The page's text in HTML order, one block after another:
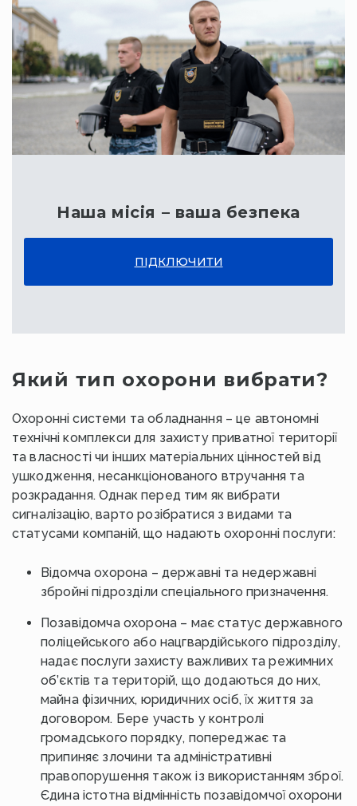
Наша місія – ваша безпека
ПІДКЛЮЧИТИ
Який тип охорони вибрати?
Охоронні системи та обладнання – це автономні
технічні комплекси для захисту приватної території
та власності чи інших матеріальних цінностей від
ушкодження, несанкціонованого втручання та
розкрадання. Однак перед тим як вибрати
сигналізацію, варто розібратися з видами та
статусами компаній, що надають охоронні послуги:
Відомча охорона – державні та недержавні
збройні підрозділи спеціального призначення.
Позавідомча охорона – має статус державного
поліцейського або нацгвардійського підрозділу,
надає послуги захисту важливих та режимних
об’єктів та територій, що додаються до них,
майна фізичних, юридичних осіб, їх життя за
договором. Бере участь у контролі
громадського порядку, попереджає та
припиняє злочини та адміністративні
правопорушення також із використанням зброї.
Єдина істотна відмінність позавідомчої охорони